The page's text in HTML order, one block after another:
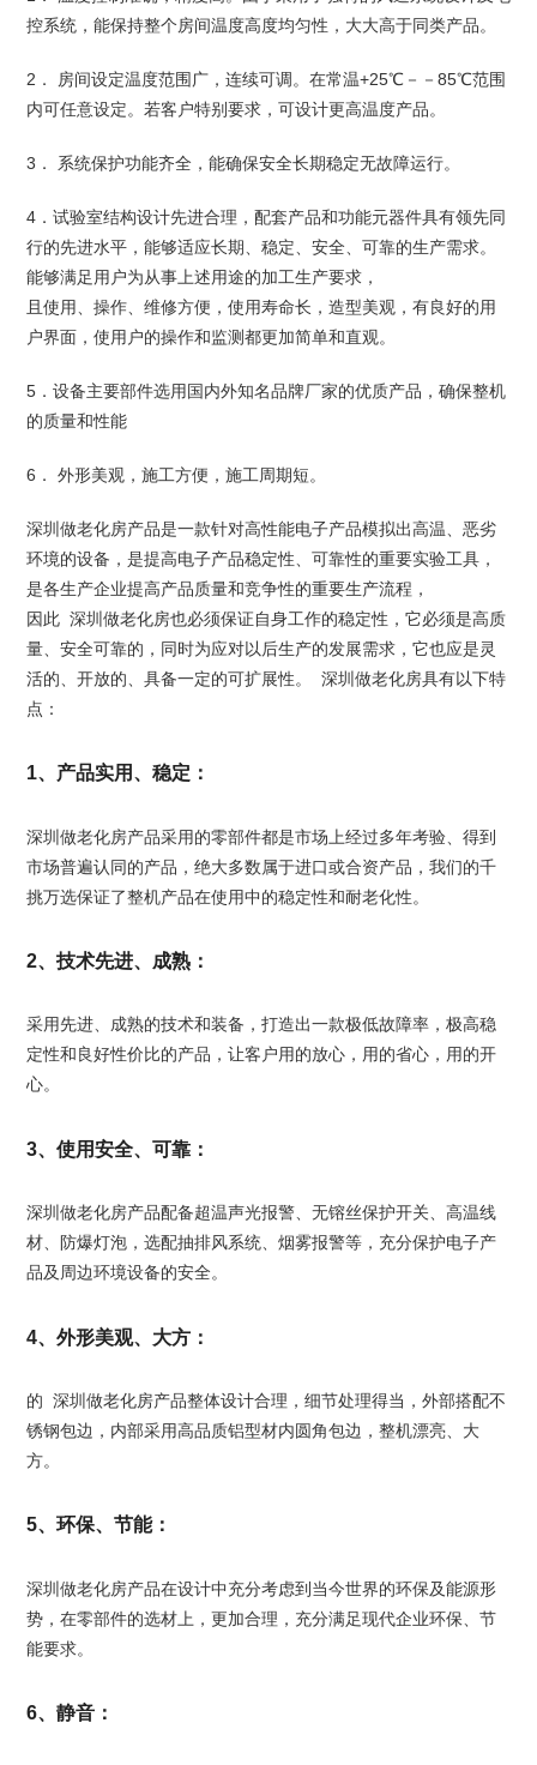
控系统，能保持整个房间温度高度均匀性，大大高于同类产品。
2． 房间设定温度范围广，连续可调。在常温+25℃－－85℃范围
内可任意设定。若客户特别要求，可设计更高温度产品。
3． 系统保护功能齐全，能确保安全长期稳定无故障运行。
4．试验室结构设计先进合理，配套产品和功能元器件具有领先同
行的先进水平，能够适应长期、稳定、安全、可靠的生产需求。
能够满足用户为从事上述用途的加工生产要求，
且使用、操作、维修方便，使用寿命长，造型美观，有良好的用
户界面，使用户的操作和监测都更加简单和直观。
5．设备主要部件选用国内外知名品牌厂家的优质产品，确保整机
的质量和性能
6． 外形美观，施工方便，施工周期短。
深圳做老化房产品是一款针对高性能电子产品模拟出高温、恶劣
环境的设备，是提高电子产品稳定性、可靠性的重要实验工具，
是各生产企业提高产品质量和竞争性的重要生产流程，
因此 深圳做老化房也必须保证自身工作的稳定性，它必须是高质
量、安全可靠的，同时为应对以后生产的发展需求，它也应是灵
活的、开放的、具备一定的可扩展性。 深圳做老化房具有以下特
点：
1、产品实用、稳定：
深圳做老化房产品采用的零部件都是市场上经过多年考验、得到
市场普遍认同的产品，绝大多数属于进口或合资产品，我们的千
挑万选保证了整机产品在使用中的稳定性和耐老化性。
2、技术先进、成熟：
采用先进、成熟的技术和装备，打造出一款极低故障率，极高稳
定性和良好性价比的产品，让客户用的放心，用的省心，用的开
心。
3、使用安全、可靠：
深圳做老化房产品配备超温声光报警、无镕丝保护开关、高温线
材、防爆灯泡，选配抽排风系统、烟雾报警等，充分保护电子产
品及周边环境设备的安全。
4、外形美观、大方：
的 深圳做老化房产品整体设计合理，细节处理得当，外部搭配不
锈钢包边，内部采用高品质铝型材内圆角包边，整机漂亮、大
方。
5、环保、节能：
深圳做老化房产品在设计中充分考虑到当今世界的环保及能源形
势，在零部件的选材上，更加合理，充分满足现代企业环保、节
能要求。
6、静音：